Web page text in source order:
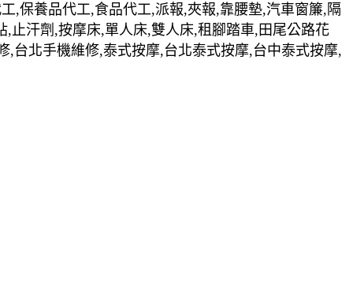
,保養品代工,食品代工,派報,夾報,靠腰墊,汽車窗簾,隔
止汗劑,按摩床,單人床,雙人床,租腳踏車,田尾公路花
台北手機維修,泰式按摩,台北泰式按摩,台中泰式按摩,